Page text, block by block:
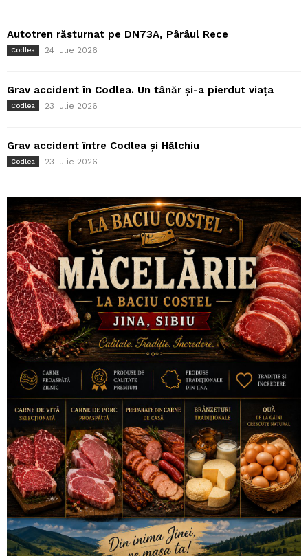
Autotren răsturnat pe DN73A, Pârâul Rece
Codlea 24 iulie 2026
Grav accident în Codlea. Un tânăr și-a pierdut viața
Codlea 23 iulie 2026
Grav accident între Codlea și Hălchiu
Codlea 23 iulie 2026